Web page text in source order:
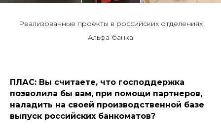
Реализованные проекты в российских отделениях
Альфа-банка
ПЛАС: Вы считаете, что господдержка
позволила бы вам, при помощи партнеров,
наладить на своей производственной базе
выпуск российских банкоматов?